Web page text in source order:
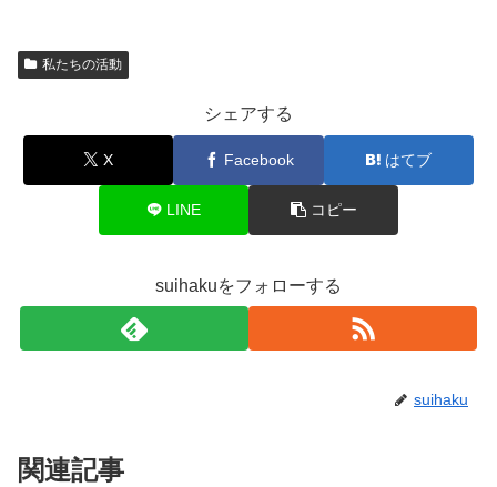
私たちの活動
シェアする
X Facebook はてブ
LINE コピー
suihakuをフォローする
suihaku
関連記事